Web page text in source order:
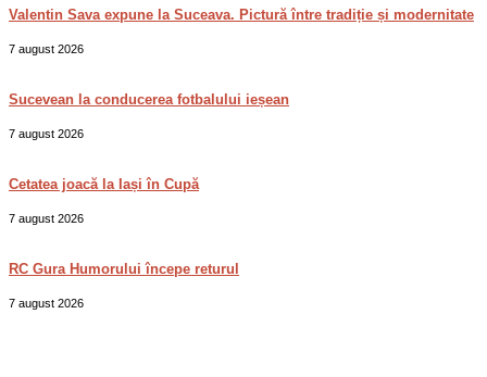
Valentin Sava expune la Suceava. Pictură între tradiție și modernitate
7 august 2026
Sucevean la conducerea fotbalului ieșean
7 august 2026
Cetatea joacă la Iași în Cupă
7 august 2026
RC Gura Humorului începe returul
7 august 2026